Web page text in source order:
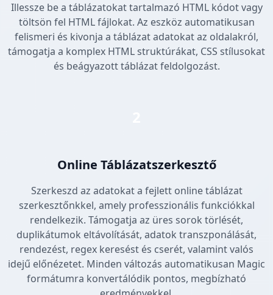
Illessze be a táblázatokat tartalmazó HTML kódot vagy
töltsön fel HTML fájlokat. Az eszköz automatikusan
felismeri és kivonja a táblázat adatokat az oldalakról,
támogatja a komplex HTML struktúrákat, CSS stílusokat
és beágyazott táblázat feldolgozást.
Online Táblázatszerkesztő
Szerkeszd az adatokat a fejlett online táblázat
szerkesztőnkkel, amely professzionális funkciókkal
rendelkezik. Támogatja az üres sorok törlését,
duplikátumok eltávolítását, adatok transzponálását,
rendezést, regex keresést és cserét, valamint valós
idejű előnézetet. Minden változás automatikusan Magic
formátumra konvertálódik pontos, megbízható